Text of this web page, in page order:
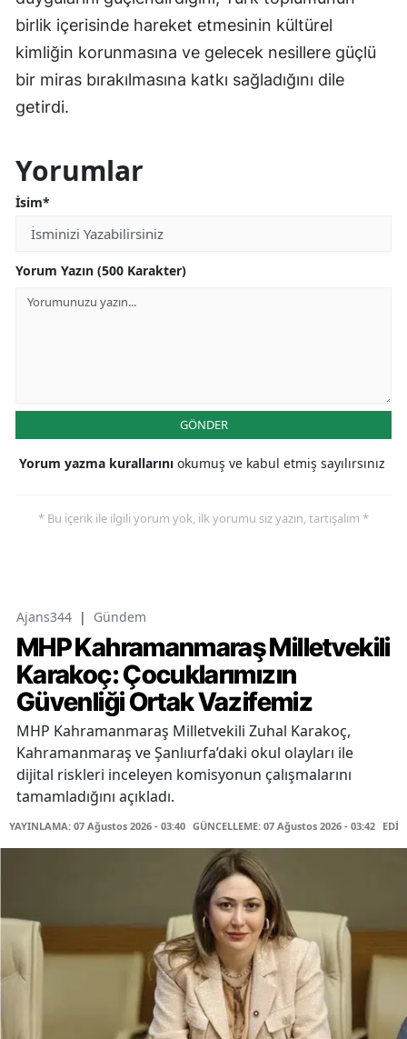
birlik içerisinde hareket etmesinin kültürel
kimliğin korunmasına ve gelecek nesillere güçlü
bir miras bırakılmasına katkı sağladığını dile
getirdi.
Yorumlar
İsim*
Yorum Yazın (500 Karakter)
GÖNDER
Yorum yazma kurallarını okumuş ve kabul etmiş sayılırsınız
* Bu içerik ile ilgili yorum yok, ilk yorumu siz yazın, tartışalım *
Ajans344 | Gündem
MHP Kahramanmaraş Milletvekili
Karakoç: Çocuklarımızın
Güvenliği Ortak Vazifemiz
MHP Kahramanmaraş Milletvekili Zuhal Karakoç,
Kahramanmaraş ve Şanlıurfa’daki okul olayları ile
dijital riskleri inceleyen komisyonun çalışmalarını
tamamladığını açıkladı.
YAYINLAMA: 07 Ağustos 2026 - 03:40 GÜNCELLEME: 07 Ağustos 2026 - 03:42